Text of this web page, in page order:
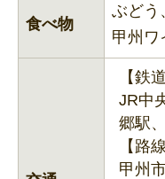
食べ物
ぶどう
甲州ワ
【鉄
JR中
郷駅
【路
甲州